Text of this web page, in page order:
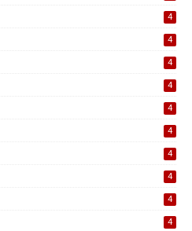
4
4
4
4
4
4
4
4
4
4